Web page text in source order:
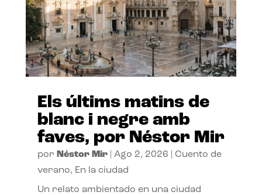
Els últims matins de
blanc i negre amb
faves, por Néstor Mir
por Néstor Mir| Ago 2, 2026
Cuento de
verano, En la ciudad
Un relato ambientado en una ciudad